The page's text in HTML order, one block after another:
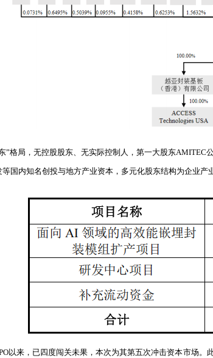
”格局，无控股股东、无实际控制人，第一大股东
国内知名创投与地方产业资本，多元化股东结构为企业
以来，已四度闯关未果，本次为其第五次冲击资本市场